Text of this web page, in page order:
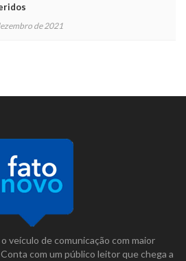
de 2021
veículo de comunicação com maior
com um público leitor que chega a